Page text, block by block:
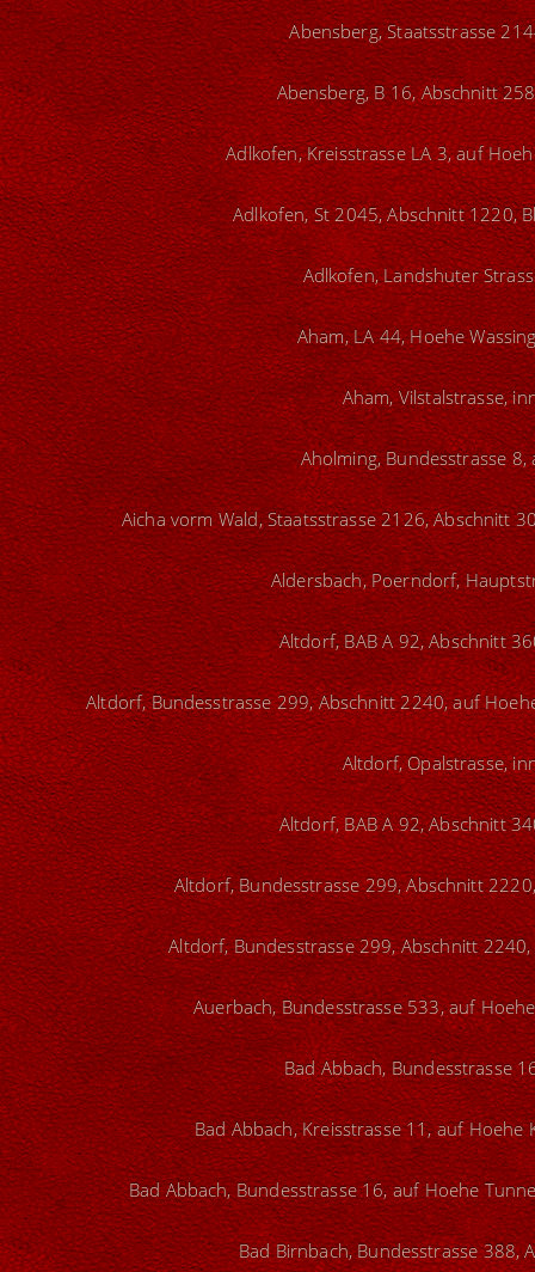
Abensberg, Staatsstrasse
Abensberg, B 16, Abschnitt
Adlkofen, Kreisstrasse LA 3, auf
Adlkofen, St 2045, Abschnitt 1220,
Adlkofen, Landshuter
Aham, LA 44, Hoehe
Aham, Vilstalstrasse,
Aholming, Bundesstrasse
Aicha vorm Wald, Staatsstrasse 2126, Abschnitt
Aldersbach, Poerndorf,
Altdorf, BAB A 92, Abschnitt
Altdorf, Bundesstrasse 299, Abschnitt 2240, auf
Altdorf, Opalstrasse,
Altdorf, BAB A 92, Abschnitt
Altdorf, Bundesstrasse 299, Abschnitt
Altdorf, Bundesstrasse 299, Abschnitt
Auerbach, Bundesstrasse 533, auf
Bad Abbach, Bundesstrasse
Bad Abbach, Kreisstrasse 11, auf
Bad Abbach, Bundesstrasse 16, auf Hoehe
Bad Birnbach, Bundesstrasse 388,